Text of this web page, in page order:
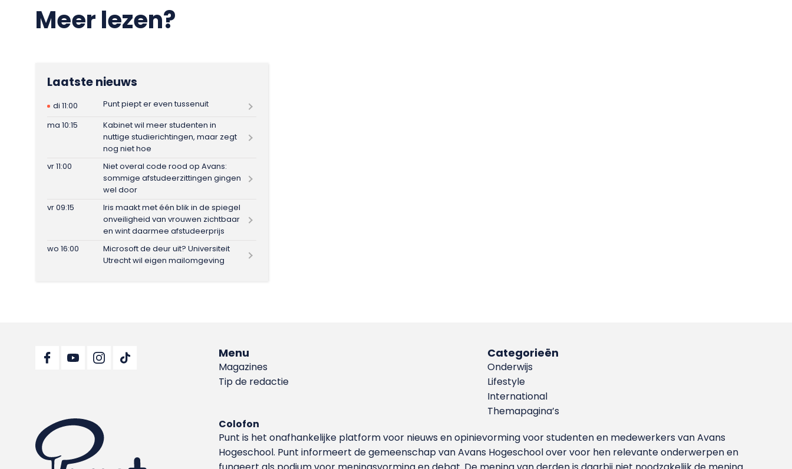
Meer lezen?
Laatste nieuws
di 11:00
Punt piept er even tussenuit
ma 10:15
Kabinet wil meer studenten in
nuttige studierichtingen, maar zegt
nog niet hoe
vr 11:00
Niet overal code rood op Avans:
sommige afstudeerzittingen gingen
wel door
vr 09:15
Iris maakt met één blik in de spiegel
onveiligheid van vrouwen zichtbaar
en wint daarmee afstudeerprijs
wo 16:00
Microsoft de deur uit? Universiteit
Utrecht wil eigen mailomgeving
Menu
Magazines
Tip de redactie
Categorieën
Onderwijs
Lifestyle
International
Themapagina’s
Colofon
Punt is het onafhankelijke platform voor nieuws en opinievorming voor studenten en medewerkers van Avans
Hoge­school. Punt informeert de gemeenschap van Avans Hogeschool over voor hen relevante onderwerpen en